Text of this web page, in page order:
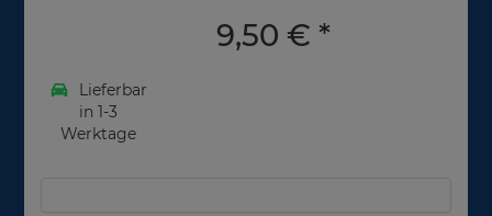
9,50 € *
Lieferbar
in 1-3
Werktage